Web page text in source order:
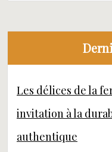
Les délices de la
invitation à la
authentique